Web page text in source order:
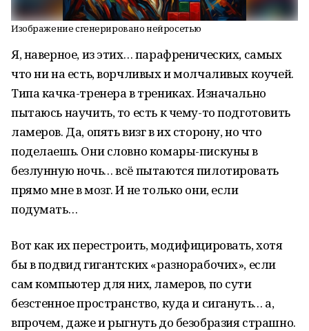
Изображение сгенерировано нейросетью
Я, наверное, из этих… парафренических, самых
что ни на есть, ворчливых и молчаливых коучей.
Типа качка-тренера в трениках. Изначально
пытаюсь научить, то есть к чему-то подготовить
ламеров. Да, опять визг в их сторону, но что
поделаешь. Они словно комары-пискуны в
безлунную ночь… всё пытаются пилотировать
прямо мне в мозг. И не только они, если
подумать…
Вот как их перестроить, модифицировать, хотя
бы в подвид гигантских «разнорабочих», если
сам компьютер для них, ламеров, по сути
безстенное пространство, куда и сигануть… а,
впрочем, даже и рыгнуть до безобразия страшно.